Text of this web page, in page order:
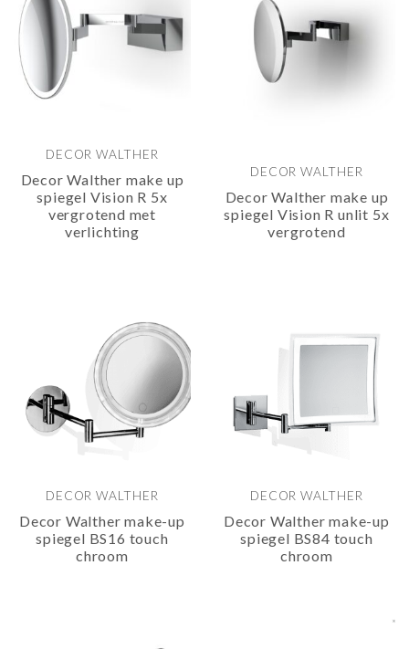
DECOR WALTHER
Decor Walther make up
spiegel Vision R 5x
vergrotend met
verlichting
DECOR WALTHER
Decor Walther make up
spiegel Vision R unlit 5x
vergrotend
DECOR WALTHER
Decor Walther make-up
spiegel BS16 touch
chroom
DECOR WALTHER
Decor Walther make-up
spiegel BS84 touch
chroom